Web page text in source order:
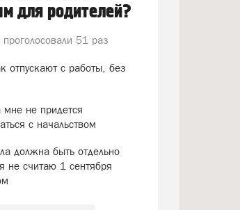
для родителей?
51 раз
отпускают с работы, без
мне не придется
с начальством
должна быть отдельно
не считаю 1 сентября